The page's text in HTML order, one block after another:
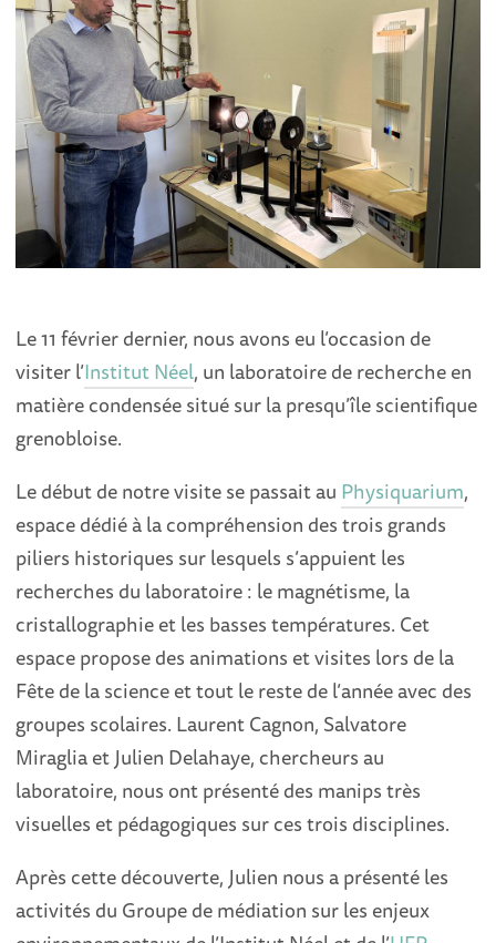
Le 11 février dernier, nous avons eu l’occasion de
visiter l’Institut Néel, un laboratoire de recherche en
matière condensée situé sur la presqu’île scientifique
grenobloise.
Le début de notre visite se passait au Physiquarium,
espace dédié à la compréhension des trois grands
piliers historiques sur lesquels s’appuient les
recherches du laboratoire : le magnétisme, la
cristallographie et les basses températures. Cet
espace propose des animations et visites lors de la
Fête de la science et tout le reste de l’année avec des
groupes scolaires. Laurent Cagnon, Salvatore
Miraglia et Julien Delahaye, chercheurs au
laboratoire, nous ont présenté des manips très
visuelles et pédagogiques sur ces trois disciplines.
Après cette découverte, Julien nous a présenté les
activités du Groupe de médiation sur les enjeux